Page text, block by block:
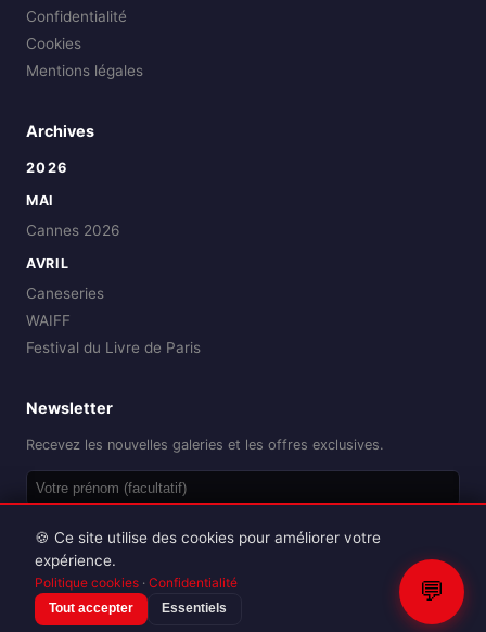
Confidentialité
Cookies
Mentions légales
Archives
2026
MAI
Cannes 2026
AVRIL
Caneseries
WAIFF
Festival du Livre de Paris
Newsletter
Recevez les nouvelles galeries et les offres exclusives.
Reproduction interdite sans autorisation.
💬
🍪 Ce site utilise des cookies pour améliorer votre
expérience.
Politique cookies · Confidentialité
Tout accepter Essentiels